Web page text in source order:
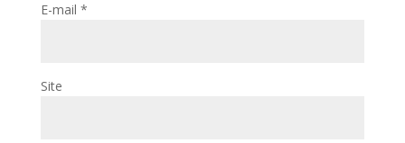
E-mail *
Site